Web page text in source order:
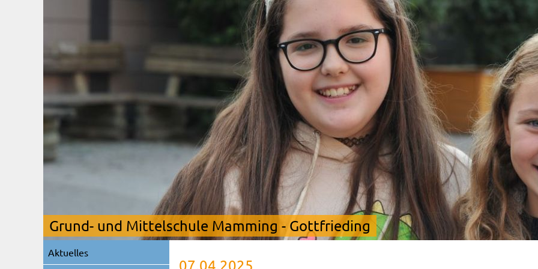
Grund- und Mittelschule Mamming - Gottfrieding
07.04.2025
Navigation
überspringen
Aktuelles